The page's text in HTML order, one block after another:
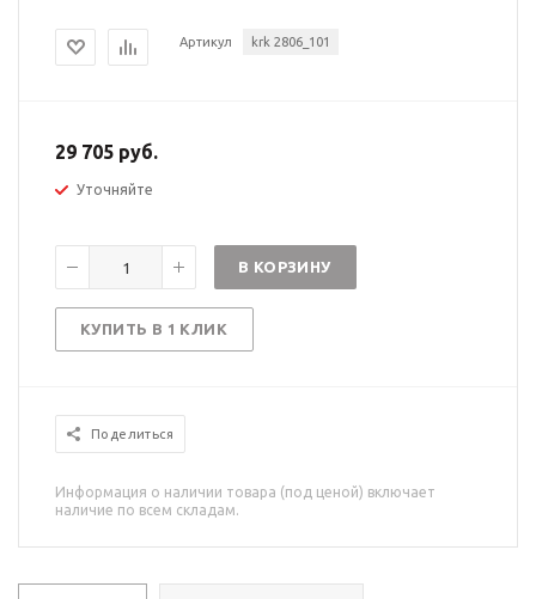
Артикул krk 2806_101
29 705 руб.
Уточняйте
В КОРЗИНУ
КУПИТЬ В 1 КЛИК
Поделиться
Информация о наличии товара (под ценой) включает
наличие по всем складам.